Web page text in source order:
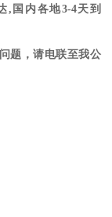
, 国内各地3-4天到
题，请电联至我公